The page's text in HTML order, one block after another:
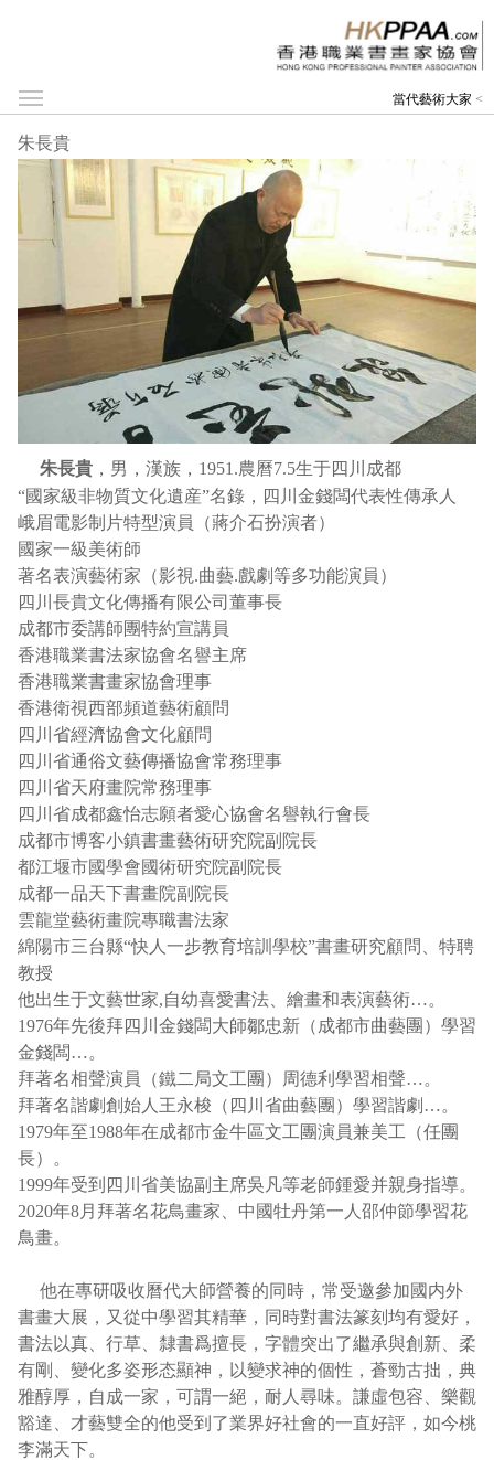
當代藝術大家 <
朱長貴
朱長貴 ， 男，漢族，1951.農曆7.5生于四川成都
“國家級非物質文化遺産”名錄，四川金錢闆代表性傳承人
峨眉電影制片特型演員（蔣介石扮演者）
國家一級美術師
著名表演藝術家（影視.曲藝.戲劇等多功能演員）
四川長貴文化傳播有限公司董事長
成都市委講師團特約宣講員
香港職業書法家協會名譽主席
香港職業書畫家協會理事
香港衛視西部頻道藝術顧問
四川省經濟協會文化顧問
四川省通俗文藝傳播協會常務理事
四川省天府畫院常務理事
四川省成都鑫怡志願者愛心協會名譽執行會長
成都市博客小鎮書畫藝術研究院副院長
都江堰市國學會國術研究院副院長
成都一品天下書畫院副院長
雲龍堂藝術畫院專職書法家
綿陽市三台縣“快人一步教育培訓學校”書畫研究顧問、特聘
教授
他出生于文藝世家,自幼喜愛書法、繪畫和表演藝術…。
1976年先後拜四川金錢闆大師鄒忠新（成都市曲藝團）學習
金錢闆…。
拜著名相聲演員（鐵二局文工團）周德利學習相聲…。
拜著名諧劇創始人王永梭（四川省曲藝團）學習諧劇…。
1979年至1988年在成都市金牛區文工團演員兼美工（任團
長）。
1999年受到四川省美協副主席吳凡等老師鍾愛并親身指導。
2020年8月拜著名花鳥畫家、中國牡丹第一人邵仲節學習花
鳥畫。
他在專研吸收曆代大師營養的同時，常受邀參加國内外
書畫大展，又從中學習其精華，同時對書法篆刻均有愛好，
書法以真、行草、隸書爲擅長，字體突出了繼承與創新、柔
有剛、變化多姿形态顯神，以變求神的個性，蒼勁古拙，典
雅醇厚，自成一家，可謂一絕，耐人尋味。謙虛包容、樂觀
豁達、才藝雙全的他受到了業界好社會的一直好評，如今桃
李滿天下。